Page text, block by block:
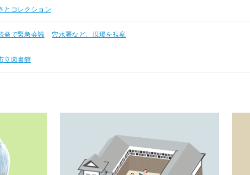
とコレクション
発で緊急会議 穴水署など、現場を視察
立図書館